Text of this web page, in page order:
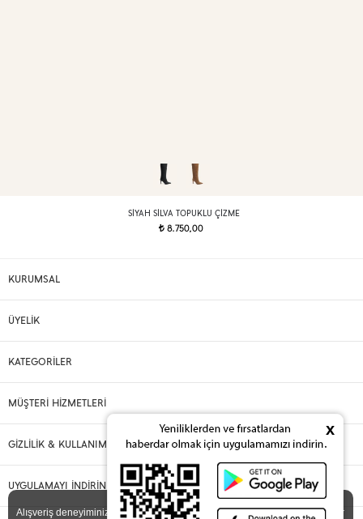
SIYAH SILVA TOPUKLU ÇIZME
t8.750,00
KURUMSAL
ÜYELİK
KATEGORİLER
MÜŞTERİ HİZMETLERİ
GİZLİLİK & KULLANIM
UYGULAMAYI İNDİRİN
Alışveriş deneyiminizi iyileştirmek için yasal düzenlemelere uygun çerezler
x